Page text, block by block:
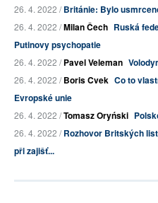
26. 4. 2022 /Británie: Bylo
26. 4. 2022 /Milan Čech Ruská
Putinovy psychopatie
26. 4. 2022 /Pavel Veleman
26. 4. 2022 /Boris Cvek Co to
Evropské unie
26. 4. 2022 /Tomasz Oryński
26. 4. 2022 /Rozhovor Britských
při zajišť...